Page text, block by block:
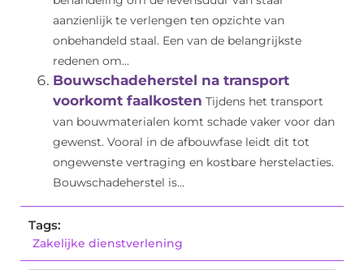
aanzienlijk te verlengen ten opzichte van
onbehandeld staal. Een van de belangrijkste
redenen om...
Bouwschadeherstel na transport
voorkomt faalkosten Tijdens het transport
van bouwmaterialen komt schade vaker voor dan
gewenst. Vooral in de afbouwfase leidt dit tot
ongewenste vertraging en kostbare herstelacties.
Bouwschadeherstel is...
Tags:
Zakelijke dienstverlening